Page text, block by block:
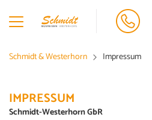
Zurück
Reisearten anzeigen
Zurück
Reiseziele anzeigen
Zurück
Über uns anzeigen
Schmidt & Westerhorn Impressum
IMPRESSUM
Schmidt-Westerhorn GbR